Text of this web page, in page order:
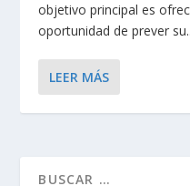
objetivo principal es
oportunidad de prever
LEER MÁS